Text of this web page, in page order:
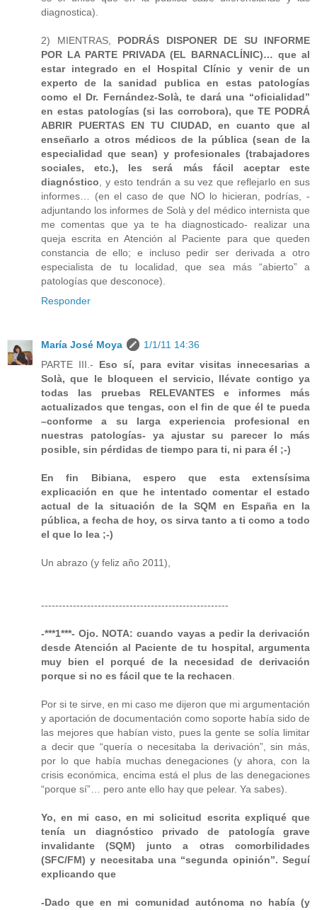
diagnostica).
2) MIENTRAS, PODRÁS DISPONER DE SU INFORME
POR LA PARTE PRIVADA (EL BARNACLÍNIC)… que al
estar integrado en el Hospital Clínic y venir de un
experto de la sanidad publica en estas patologías
como el Dr. Fernández-Solà, te dará una “oficialidad”
en estas patologías (si las corrobora), que TE PODRÁ
ABRIR PUERTAS EN TU CIUDAD, en cuanto que al
enseñarlo a otros médicos de la pública (sean de la
especialidad que sean) y profesionales (trabajadores
sociales, etc.), les será más fácil aceptar este
diagnóstico, y esto tendrán a su vez que reflejarlo en sus
informes… (en el caso de que NO lo hicieran, podrías, -
adjuntando los informes de Solà y del médico internista que
me comentas que ya te ha diagnosticado- realizar una
queja escrita en Atención al Paciente para que queden
constancia de ello; e incluso pedir ser derivada a otro
especialista de tu localidad, que sea más “abierto” a
patologías que desconoce).
Responder
María José Moya
1/1/11 14:36
PARTE III.- Eso sí, para evitar visitas innecesarias a
Solà, que le bloqueen el servicio, llévate contigo ya
todas las pruebas RELEVANTES e informes más
actualizados que tengas, con el fin de que él te pueda
–conforme a su larga experiencia profesional en
nuestras patologías- ya ajustar su parecer lo más
posible, sin pérdidas de tiempo para ti, ni para él ;-)
En fin Bibiana, espero que esta extensísima
explicación en que he intentado comentar el estado
actual de la situación de la SQM en España en la
pública, a fecha de hoy, os sirva tanto a ti como a todo
el que lo lea ;-)
Un abrazo (y feliz año 2011),
-----------------------------------------------------
-***1***- Ojo. NOTA: cuando vayas a pedir la derivación
desde Atención al Paciente de tu hospital, argumenta
muy bien el porqué de la necesidad de derivación
porque si no es fácil que te la rechacen.
Por si te sirve, en mi caso me dijeron que mi argumentación
y aportación de documentación como soporte había sido de
las mejores que habían visto, pues la gente se solía limitar
a decir que “quería o necesitaba la derivación”, sin más,
por lo que había muchas denegaciones (y ahora, con la
crisis económica, encima está el plus de las denegaciones
“porque sí”… pero ante ello hay que pelear. Ya sabes).
Yo, en mi caso, en mi solicitud escrita expliqué que
tenía un diagnóstico privado de patología grave
invalidante (SQM) junto a otras comorbilidades
(SFC/FM) y necesitaba una “segunda opinión”. Seguí
explicando que
-Dado que en mi comunidad autónoma no había (y